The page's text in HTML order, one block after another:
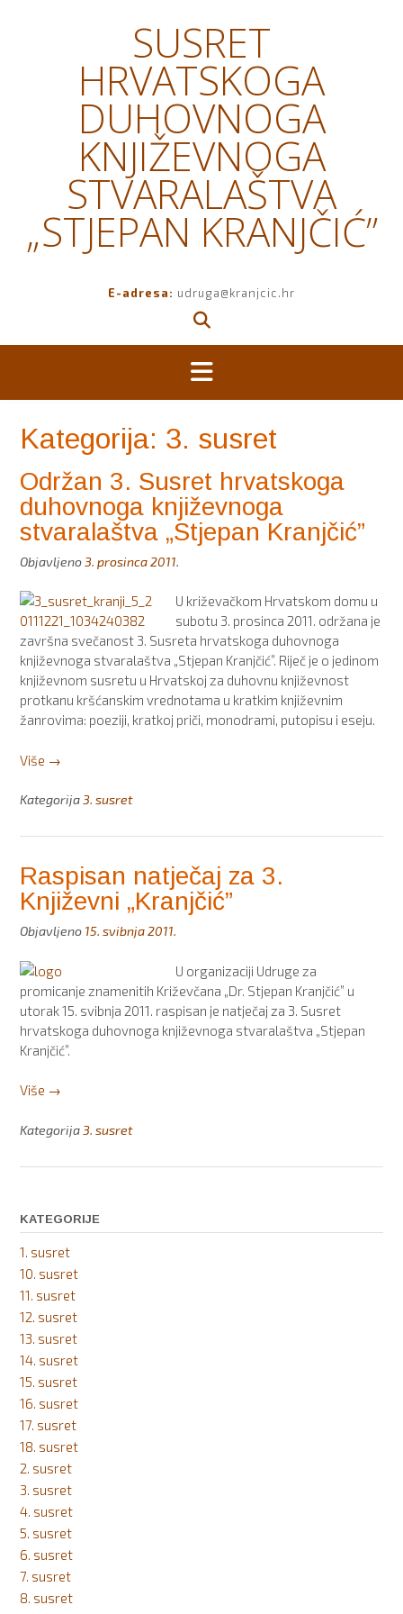
SUSRET
HRVATSKOGA
DUHOVNOGA
KNJIŽEVNOGA
STVARALAŠTVA
„STJEPAN KRANJČIĆ”
E-adresa: udruga@kranjcic.hr
Kategorija: 3. susret
Održan 3. Susret hrvatskoga
duhovnoga književnoga
stvaralaštva „Stjepan Kranjčić”
Objavljeno 3. prosinca 2011.
U križevačkom Hrvatskom domu u
subotu 3. prosinca 2011. održana je
završna svečanost 3. Susreta hrvatskoga duhovnoga
književnoga stvaralaštva „Stjepan Kranjčić”. Riječ je o jedinom
književnom susretu u Hrvatskoj za duhovnu književnost
protkanu kršćanskim vrednotama u kratkim književnim
žanrovima: poeziji, kratkoj priči, monodrami, putopisu i eseju.
Više “Održan
Susret
duhovnoga
stvaralaštva
„Stjepan
Kranjčić””
→
Kategorija 3. susret
Raspisan natječaj za 3.
Književni „Kranjčić”
Objavljeno 15. svibnja 2011.
U organizaciji Udruge za
promicanje znamenitih Križevčana „Dr. Stjepan Kranjčić” u
utorak 15. svibnja 2011. raspisan je natječaj za 3. Susret
hrvatskoga duhovnoga književnoga stvaralaštva „Stjepan
Kranjčić”.
Više “Raspisan
za
Književni
→
Kategorija 3. susret
KATEGORIJE
1. susret
10. susret
11. susret
12. susret
13. susret
14. susret
15. susret
16. susret
17. susret
18. susret
2. susret
3. susret
4. susret
5. susret
6. susret
7. susret
8. susret